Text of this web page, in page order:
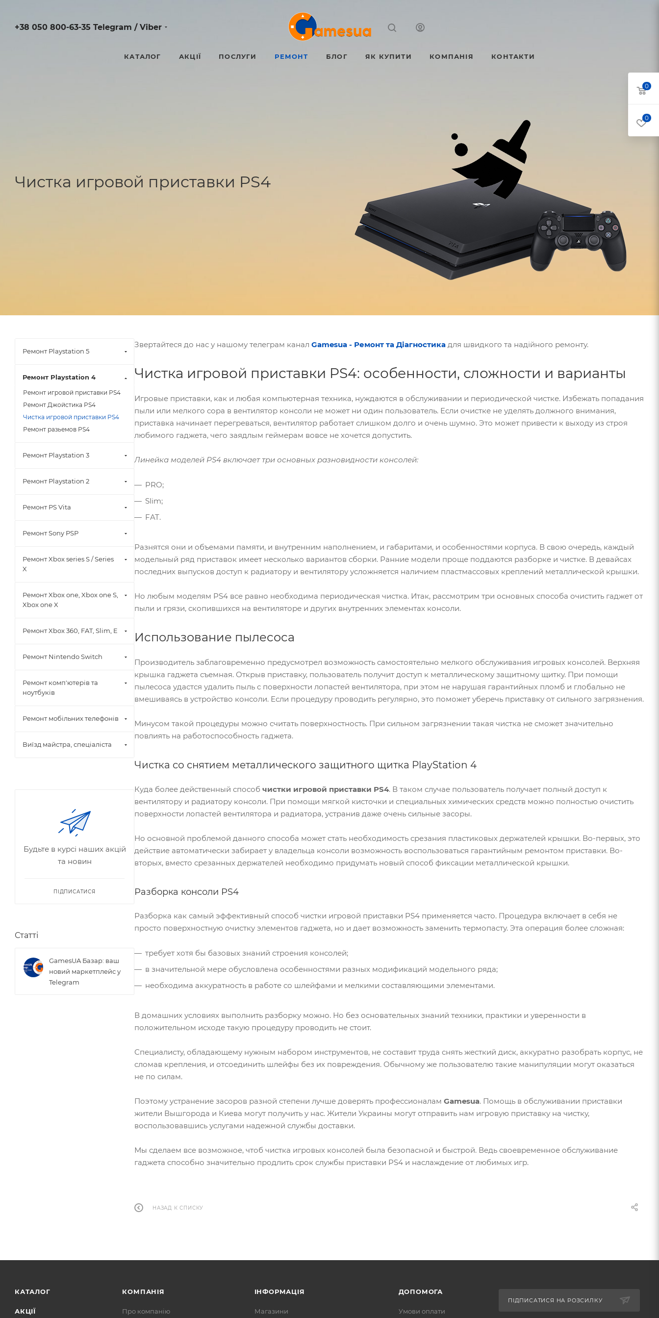
+38 050 800-63-35 Telegram / Viber
КАТАЛОГ АКЦІЇ ПОСЛУГИ РЕМОНТ БЛОГ ЯК КУПИТИ КОМПАНІЯ КОНТАКТИ
Чистка игровой приставки PS4
Звертайтеся до нас у нашому телеграм канал Gamesua - Ремонт та Діагностика для швидкого та надійного ремонту.
Чистка игровой приставки PS4: особенности, сложности и варианты
Игровые приставки, как и любая компьютерная техника, нуждаются в обслуживании и периодической чистке. Избежать попадания
пыли или мелкого сора в вентилятор консоли не может ни один пользователь. Если очистке не уделять должного внимания,
приставка начинает перегреваться, вентилятор работает слишком долго и очень шумно. Это может привести к выходу из строя
любимого гаджета, чего заядлым геймерам вовсе не хочется допустить.
Линейка моделей PS4 включает три основных разновидности консолей:
PRO;
Slim;
FAT.
Разнятся они и объемами памяти, и внутренним наполнением, и габаритами, и особенностями корпуса. В свою очередь, каждый
модельный ряд приставок имеет несколько вариантов сборки. Ранние модели проще поддаются разборке и чистке. В девайсах
последних выпусков доступ к радиатору и вентилятору усложняется наличием пластмассовых креплений металлической крышки.
Но любым моделям PS4 все равно необходима периодическая чистка. Итак, рассмотрим три основных способа очистить гаджет от
пыли и грязи, скопившихся на вентиляторе и других внутренних элементах консоли.
Использование пылесоса
Производитель заблаговременно предусмотрел возможность самостоятельно мелкого обслуживания игровых консолей. Верхняя
крышка гаджета съемная. Открыв приставку, пользователь получит доступ к металлическому защитному щитку. При помощи
пылесоса удастся удалить пыль с поверхности лопастей вентилятора, при этом не нарушая гарантийных пломб и глобально не
вмешиваясь в устройство консоли. Если процедуру проводить регулярно, это поможет уберечь приставку от сильного загрязнения.
Минусом такой процедуры можно считать поверхностность. При сильном загрязнении такая чистка не сможет значительно
повлиять на работоспособность гаджета.
Чистка со снятием металлического защитного щитка PlayStation 4
Куда более действенный способ чистки игровой приставки PS4. В таком случае пользователь получает полный доступ к
вентилятору и радиатору консоли. При помощи мягкой кисточки и специальных химических средств можно полностью очистить
поверхности лопастей вентилятора и радиатора, устранив даже очень сильные засоры.
Но основной проблемой данного способа может стать необходимость срезания пластиковых держателей крышки. Во-первых, это
действие автоматически забирает у владельца консоли возможность воспользоваться гарантийным ремонтом приставки. Во-
вторых, вместо срезанных держателей необходимо придумать новый способ фиксации металлической крышки.
Разборка консоли PS4
Разборка как самый эффективный способ чистки игровой приставки PS4 применяется часто. Процедура включает в себя не
просто поверхностную очистку элементов гаджета, но и дает возможность заменить термопасту. Эта операция более сложная:
требует хотя бы базовых знаний строения консолей;
в значительной мере обусловлена особенностями разных модификаций модельного ряда;
необходима аккуратность в работе со шлейфами и мелкими составляющими элементами.
В домашних условиях выполнить разборку можно. Но без основательных знаний техники, практики и уверенности в
положительном исходе такую процедуру проводить не стоит.
Специалисту, обладающему нужным набором инструментов, не составит труда снять жесткий диск, аккуратно разобрать корпус, не
сломав крепления, и отсоединить шлейфы без их повреждения. Обычному же пользователю такие манипуляции могут оказаться
не по силам.
Поэтому устранение засоров разной степени лучше доверять профессионалам Gamesua. Помощь в обслуживании приставки
жители Вышгорода и Киева могут получить у нас. Жители Украины могут отправить нам игровую приставку на чистку,
воспользовавшись услугами надежной службы доставки.
Мы сделаем все возможное, чтоб чистка игровых консолей была безопасной и быстрой. Ведь своевременное обслуживание
гаджета способно значительно продлить срок службы приставки PS4 и наслаждение от любимых игр.
НАЗАД К СПИСКУ
Ремонт Playstation 5
Ремонт Playstation 4
Ремонт игровой приставки PS4
Ремонт Джойстика PS4
Чистка игровой приставки PS4
Ремонт разьемов PS4
Ремонт Playstation 3
Ремонт Playstation 2
Ремонт PS Vita
Ремонт Sony PSP
Ремонт Xbox series S / Series
X
Ремонт Xbox one, Xbox one S,
Xbox one X
Ремонт Xbox 360, FAT, Slim, E
Ремонт Nintendo Switch
Ремонт комп'ютерів та
ноутбуків
Ремонт мобільних телефонів
Виїзд майстра, спеціаліста
Будьте в курсі наших акцій
та новин
ПІДПИСАТИСЯ
Статті
GamesUA Базар: ваш
новий маркетплейс у
Telegram
КАТАЛОГ
АКЦІЇ
КОМПАНІЯ
Про компанію
ІНФОРМАЦІЯ
Магазини
ДОПОМОГА
Умови оплати
ПІДПИСАТИСЯ НА РОЗСИЛКУ
0
0